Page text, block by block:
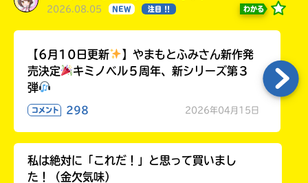
2026.08.05 NEW 注目 !! わかる
【6月10日更新
】やまもとふみさん新作発
売決定
キミノベル５周年、新シリーズ第３
弾
コメント 298 2026年04月15日
私は絶対に「これだ！」と思って買いまし
た！（金欠気味）